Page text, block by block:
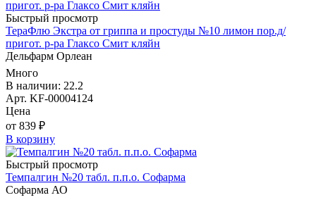
Быстрый просмотр
ТераФлю Экстра от гриппа и простуды №10 лимон пор.д/
пригот. р-ра Глаксо Смит кляйн
Дельфарм Орлеан
Много
В наличии: 22.2
Арт. KF-00004124
Цена
от 839 ₽
В корзину
Быстрый просмотр
Темпалгин №20 табл. п.п.о. Софарма
Софарма АО